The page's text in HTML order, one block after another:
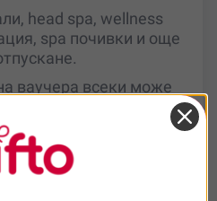
head spa, wellness
spa почивки и още
ваучера всеки може
вкуса и